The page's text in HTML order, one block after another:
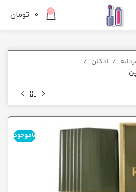
0
0 تومان
ادکلن
ناموجود